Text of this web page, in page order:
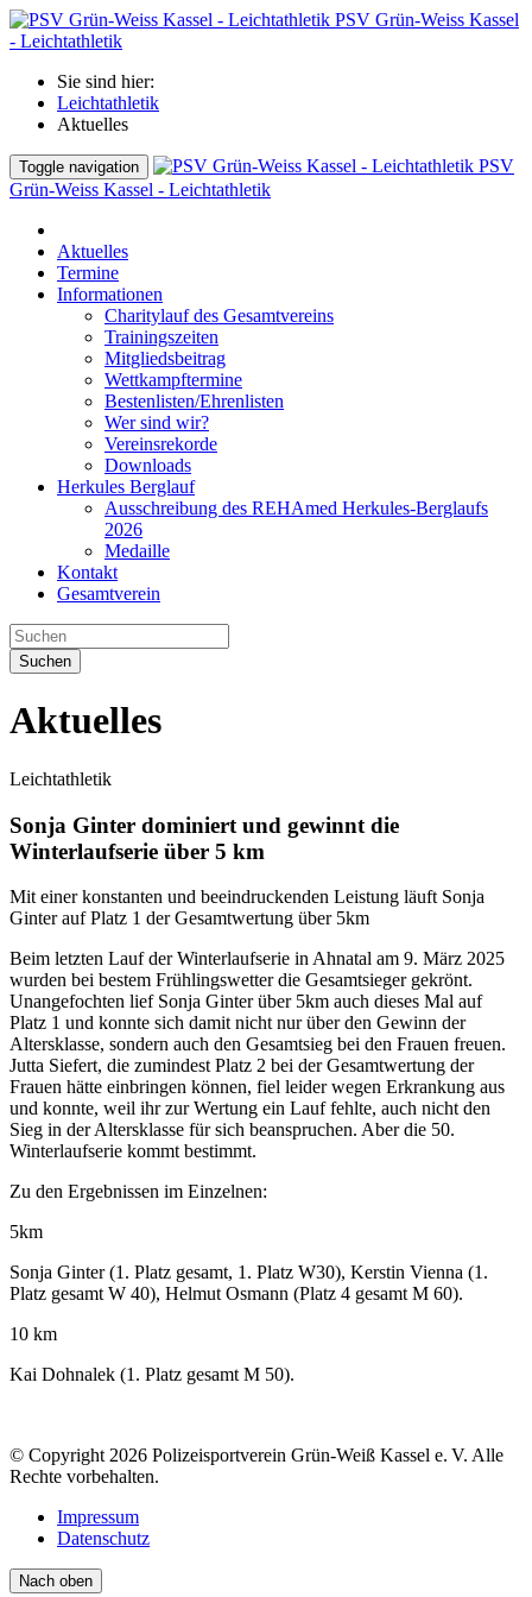
PSV Grün-Weiss Kassel
- Leichtathletik
Sie sind hier:
Leichtathletik
Aktuelles
Toggle navigation
PSV
Grün-Weiss Kassel - Leichtathletik
Aktuelles
Termine
Informationen
Charitylauf des Gesamtvereins
Trainingszeiten
Mitgliedsbeitrag
Wettkampftermine
Bestenlisten/Ehrenlisten
Wer sind wir?
Vereinsrekorde
Downloads
Herkules Berglauf
Ausschreibung des REHAmed Herkules-Berglaufs
2026
Medaille
Kontakt
Gesamtverein
Suchen
Aktuelles
Leichtathletik
Sonja Ginter dominiert und gewinnt die
Winterlaufserie über 5 km
Mit einer konstanten und beeindruckenden Leistung läuft Sonja
Ginter auf Platz 1 der Gesamtwertung über 5km
Beim letzten Lauf der Winterlaufserie in Ahnatal am 9. März 2025
wurden bei bestem Frühlingswetter die Gesamtsieger gekrönt.
Unangefochten lief Sonja Ginter über 5km auch dieses Mal auf
Platz 1 und konnte sich damit nicht nur über den Gewinn der
Altersklasse, sondern auch den Gesamtsieg bei den Frauen freuen.
Jutta Siefert, die zumindest Platz 2 bei der Gesamtwertung der
Frauen hätte einbringen können, fiel leider wegen Erkrankung aus
und konnte, weil ihr zur Wertung ein Lauf fehlte, auch nicht den
Sieg in der Altersklasse für sich beanspruchen. Aber die 50.
Winterlaufserie kommt bestimmt.
Zu den Ergebnissen im Einzelnen:
5km
Sonja Ginter (1. Platz gesamt, 1. Platz W30), Kerstin Vienna (1.
Platz gesamt W 40), Helmut Osmann (Platz 4 gesamt M 60).
10 km
Kai Dohnalek (1. Platz gesamt M 50).
© Copyright 2026 Polizeisportverein Grün-Weiß Kassel e. V. Alle
Rechte vorbehalten.
Impressum
Datenschutz
Nach oben